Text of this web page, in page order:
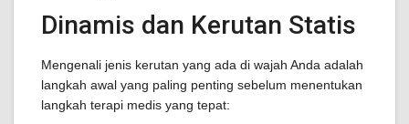
Dinamis dan Kerutan Statis
Mengenali jenis kerutan yang ada di wajah Anda adalah
langkah awal yang paling penting sebelum menentukan
langkah terapi medis yang tepat: